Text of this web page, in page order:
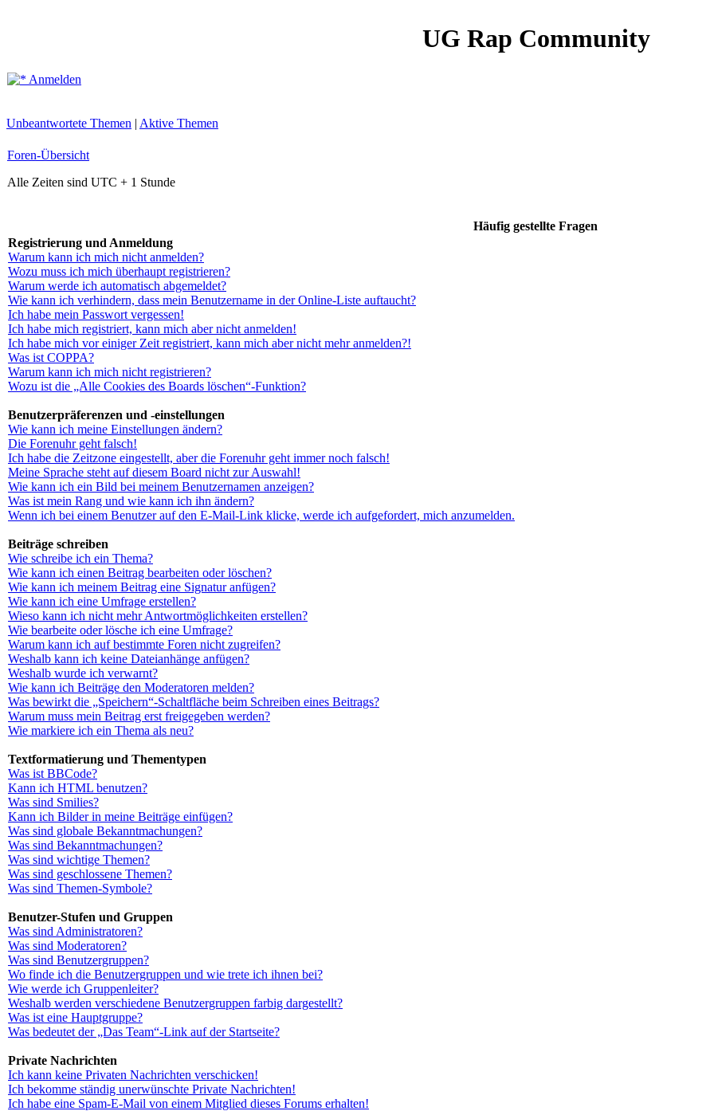
UG Rap Community
Anmelden
Unbeantwortete Themen | Aktive Themen
Foren-Übersicht
Alle Zeiten sind UTC + 1 Stunde
Häufig gestellte Fragen
Registrierung und Anmeldung
Warum kann ich mich nicht anmelden?
Wozu muss ich mich überhaupt registrieren?
Warum werde ich automatisch abgemeldet?
Wie kann ich verhindern, dass mein Benutzername in der Online-Liste auftaucht?
Ich habe mein Passwort vergessen!
Ich habe mich registriert, kann mich aber nicht anmelden!
Ich habe mich vor einiger Zeit registriert, kann mich aber nicht mehr anmelden?!
Was ist COPPA?
Warum kann ich mich nicht registrieren?
Wozu ist die „Alle Cookies des Boards löschen“-Funktion?
Benutzerpräferenzen und -einstellungen
Wie kann ich meine Einstellungen ändern?
Die Forenuhr geht falsch!
Ich habe die Zeitzone eingestellt, aber die Forenuhr geht immer noch falsch!
Meine Sprache steht auf diesem Board nicht zur Auswahl!
Wie kann ich ein Bild bei meinem Benutzernamen anzeigen?
Was ist mein Rang und wie kann ich ihn ändern?
Wenn ich bei einem Benutzer auf den E-Mail-Link klicke, werde ich aufgefordert, mich anzumelden.
Beiträge schreiben
Wie schreibe ich ein Thema?
Wie kann ich einen Beitrag bearbeiten oder löschen?
Wie kann ich meinem Beitrag eine Signatur anfügen?
Wie kann ich eine Umfrage erstellen?
Wieso kann ich nicht mehr Antwortmöglichkeiten erstellen?
Wie bearbeite oder lösche ich eine Umfrage?
Warum kann ich auf bestimmte Foren nicht zugreifen?
Weshalb kann ich keine Dateianhänge anfügen?
Weshalb wurde ich verwarnt?
Wie kann ich Beiträge den Moderatoren melden?
Was bewirkt die „Speichern“-Schaltfläche beim Schreiben eines Beitrags?
Warum muss mein Beitrag erst freigegeben werden?
Wie markiere ich ein Thema als neu?
Textformatierung und Thementypen
Was ist BBCode?
Kann ich HTML benutzen?
Was sind Smilies?
Kann ich Bilder in meine Beiträge einfügen?
Was sind globale Bekanntmachungen?
Was sind Bekanntmachungen?
Was sind wichtige Themen?
Was sind geschlossene Themen?
Was sind Themen-Symbole?
Benutzer-Stufen und Gruppen
Was sind Administratoren?
Was sind Moderatoren?
Was sind Benutzergruppen?
Wo finde ich die Benutzergruppen und wie trete ich ihnen bei?
Wie werde ich Gruppenleiter?
Weshalb werden verschiedene Benutzergruppen farbig dargestellt?
Was ist eine Hauptgruppe?
Was bedeutet der „Das Team“-Link auf der Startseite?
Private Nachrichten
Ich kann keine Privaten Nachrichten verschicken!
Ich bekomme ständig unerwünschte Private Nachrichten!
Ich habe eine Spam-E-Mail von einem Mitglied dieses Forums erhalten!